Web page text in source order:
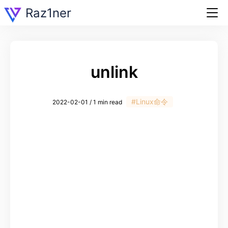
Raz1ner
unlink
2022-02-01 / 1 min read #Linux命令